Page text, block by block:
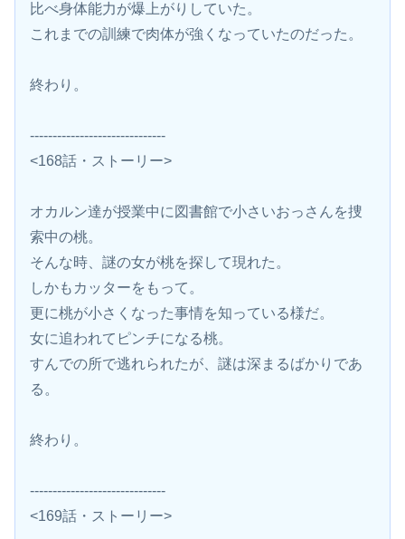
比べ身体能力が爆上がりしていた。
これまでの訓練で肉体が強くなっていたのだった。
終わり。
------------------------------
<168話・ストーリー>
オカルン達が授業中に図書館で小さいおっさんを捜
索中の桃。
そんな時、謎の女が桃を探して現れた。
しかもカッターをもって。
更に桃が小さくなった事情を知っている様だ。
女に追われてピンチになる桃。
すんでの所で逃れられたが、謎は深まるばかりであ
る。
終わり。
------------------------------
<169話・ストーリー>